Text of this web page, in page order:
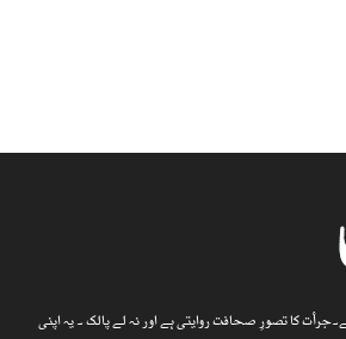
کا تصورِ صحافت روایتی ہے اور نہ لے پالک ۔ یہ اپنی